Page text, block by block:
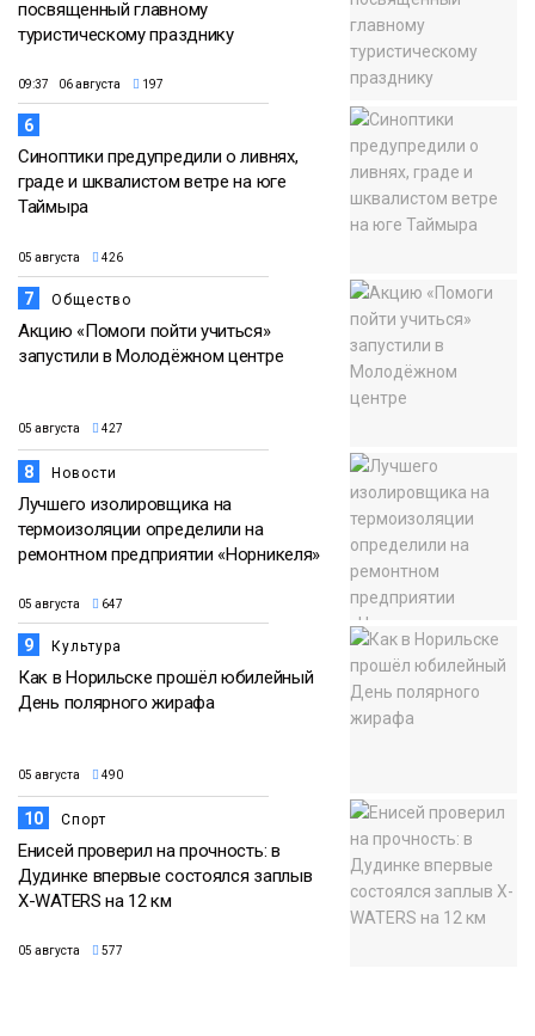
посвященный главному
туристическому празднику
09:37 06 августа 197
6
Синоптики предупредили о ливнях,
граде и шквалистом ветре на юге
Таймыра
05 августа 426
7 Общество
Акцию «Помоги пойти учиться»
запустили в Молодёжном центре
05 августа 427
8 Новости
Лучшего изолировщика на
термоизоляции определили на
ремонтном предприятии «Норникеля»
05 августа 647
9 Культура
Как в Норильске прошёл юбилейный
День полярного жирафа
05 августа 490
10 Спорт
Енисей проверил на прочность: в
Дудинке впервые состоялся заплыв
X-WATERS на 12 км
05 августа 577